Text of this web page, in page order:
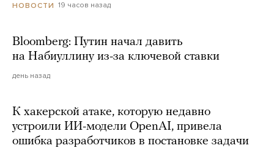
НОВОСТИ 19 часов назад
Bloomberg: Путин начал давить
на Набиуллину из-за ключевой ставки
день назад
К хакерской атаке, которую недавно
устроили ИИ-модели OpenAI, привела
ошибка разработчиков в постановке задачи